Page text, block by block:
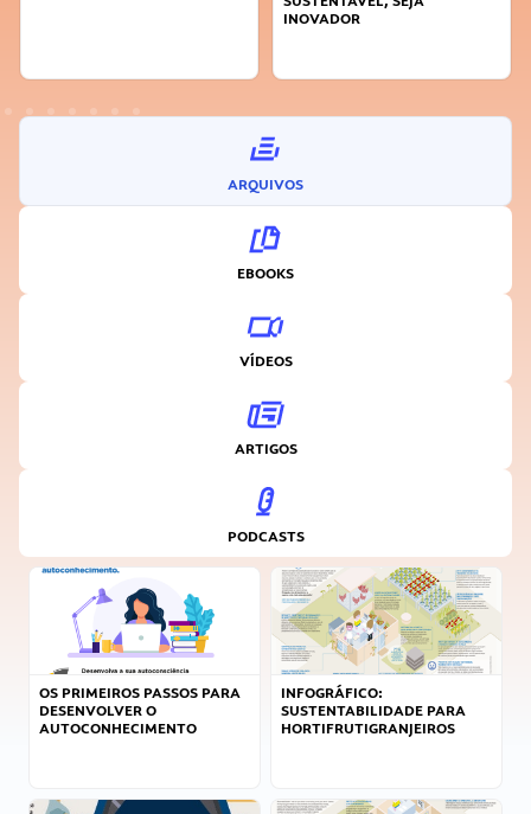
INOVADOR
ARQUIVOS
EBOOKS
VÍDEOS
ARTIGOS
PODCASTS
OS PRIMEIROS PASSOS PARA
DESENVOLVER O
AUTOCONHECIMENTO
INFOGRÁFICO:
SUSTENTABILIDADE PARA
HORTIFRUTIGRANJEIROS